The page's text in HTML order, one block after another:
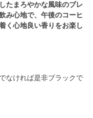
たまろやかな風味のブレ
み心地で、午後のコーヒ
く心地良い香りをお楽し
なければ是非ブラックで